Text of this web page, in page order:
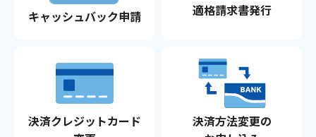
キャッシュバック申請 適格請求書発行
決済クレジットカード
決済方法変更の